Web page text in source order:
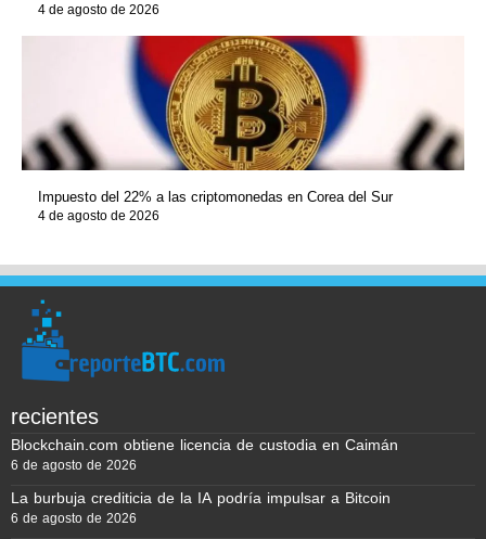
4 de agosto de 2026
Impuesto del 22% a las criptomonedas en Corea del Sur
4 de agosto de 2026
recientes
Blockchain.com obtiene licencia de custodia en Caimán
6 de agosto de 2026
La burbuja crediticia de la IA podría impulsar a Bitcoin
6 de agosto de 2026